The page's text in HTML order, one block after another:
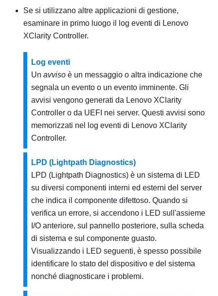
Se si utilizzano altre applicazioni di gestione,
esaminare in primo luogo il log eventi di Lenovo
XClarity Controller.
Log eventi
Un avviso è un messaggio o altra indicazione che
segnala un evento o un evento imminente. Gli
avvisi vengono generati da Lenovo XClarity
Controller o da UEFI nei server. Questi avvisi sono
memorizzati nel log eventi di Lenovo XClarity
Controller.
LPD (Lightpath Diagnostics)
LPD (Lightpath Diagnostics) è un sistema di LED
su diversi componenti interni ed esterni del server
che indica il componente difettoso. Quando si
verifica un errore, si accendono i LED sull'assieme
I/O anteriore, sul pannello posteriore, sulla scheda
di sistema e sul componente guasto.
Visualizzando i LED seguenti, è spesso possibile
identificare lo stato del dispositivo e del sistema
nonché diagnosticare i problemi.